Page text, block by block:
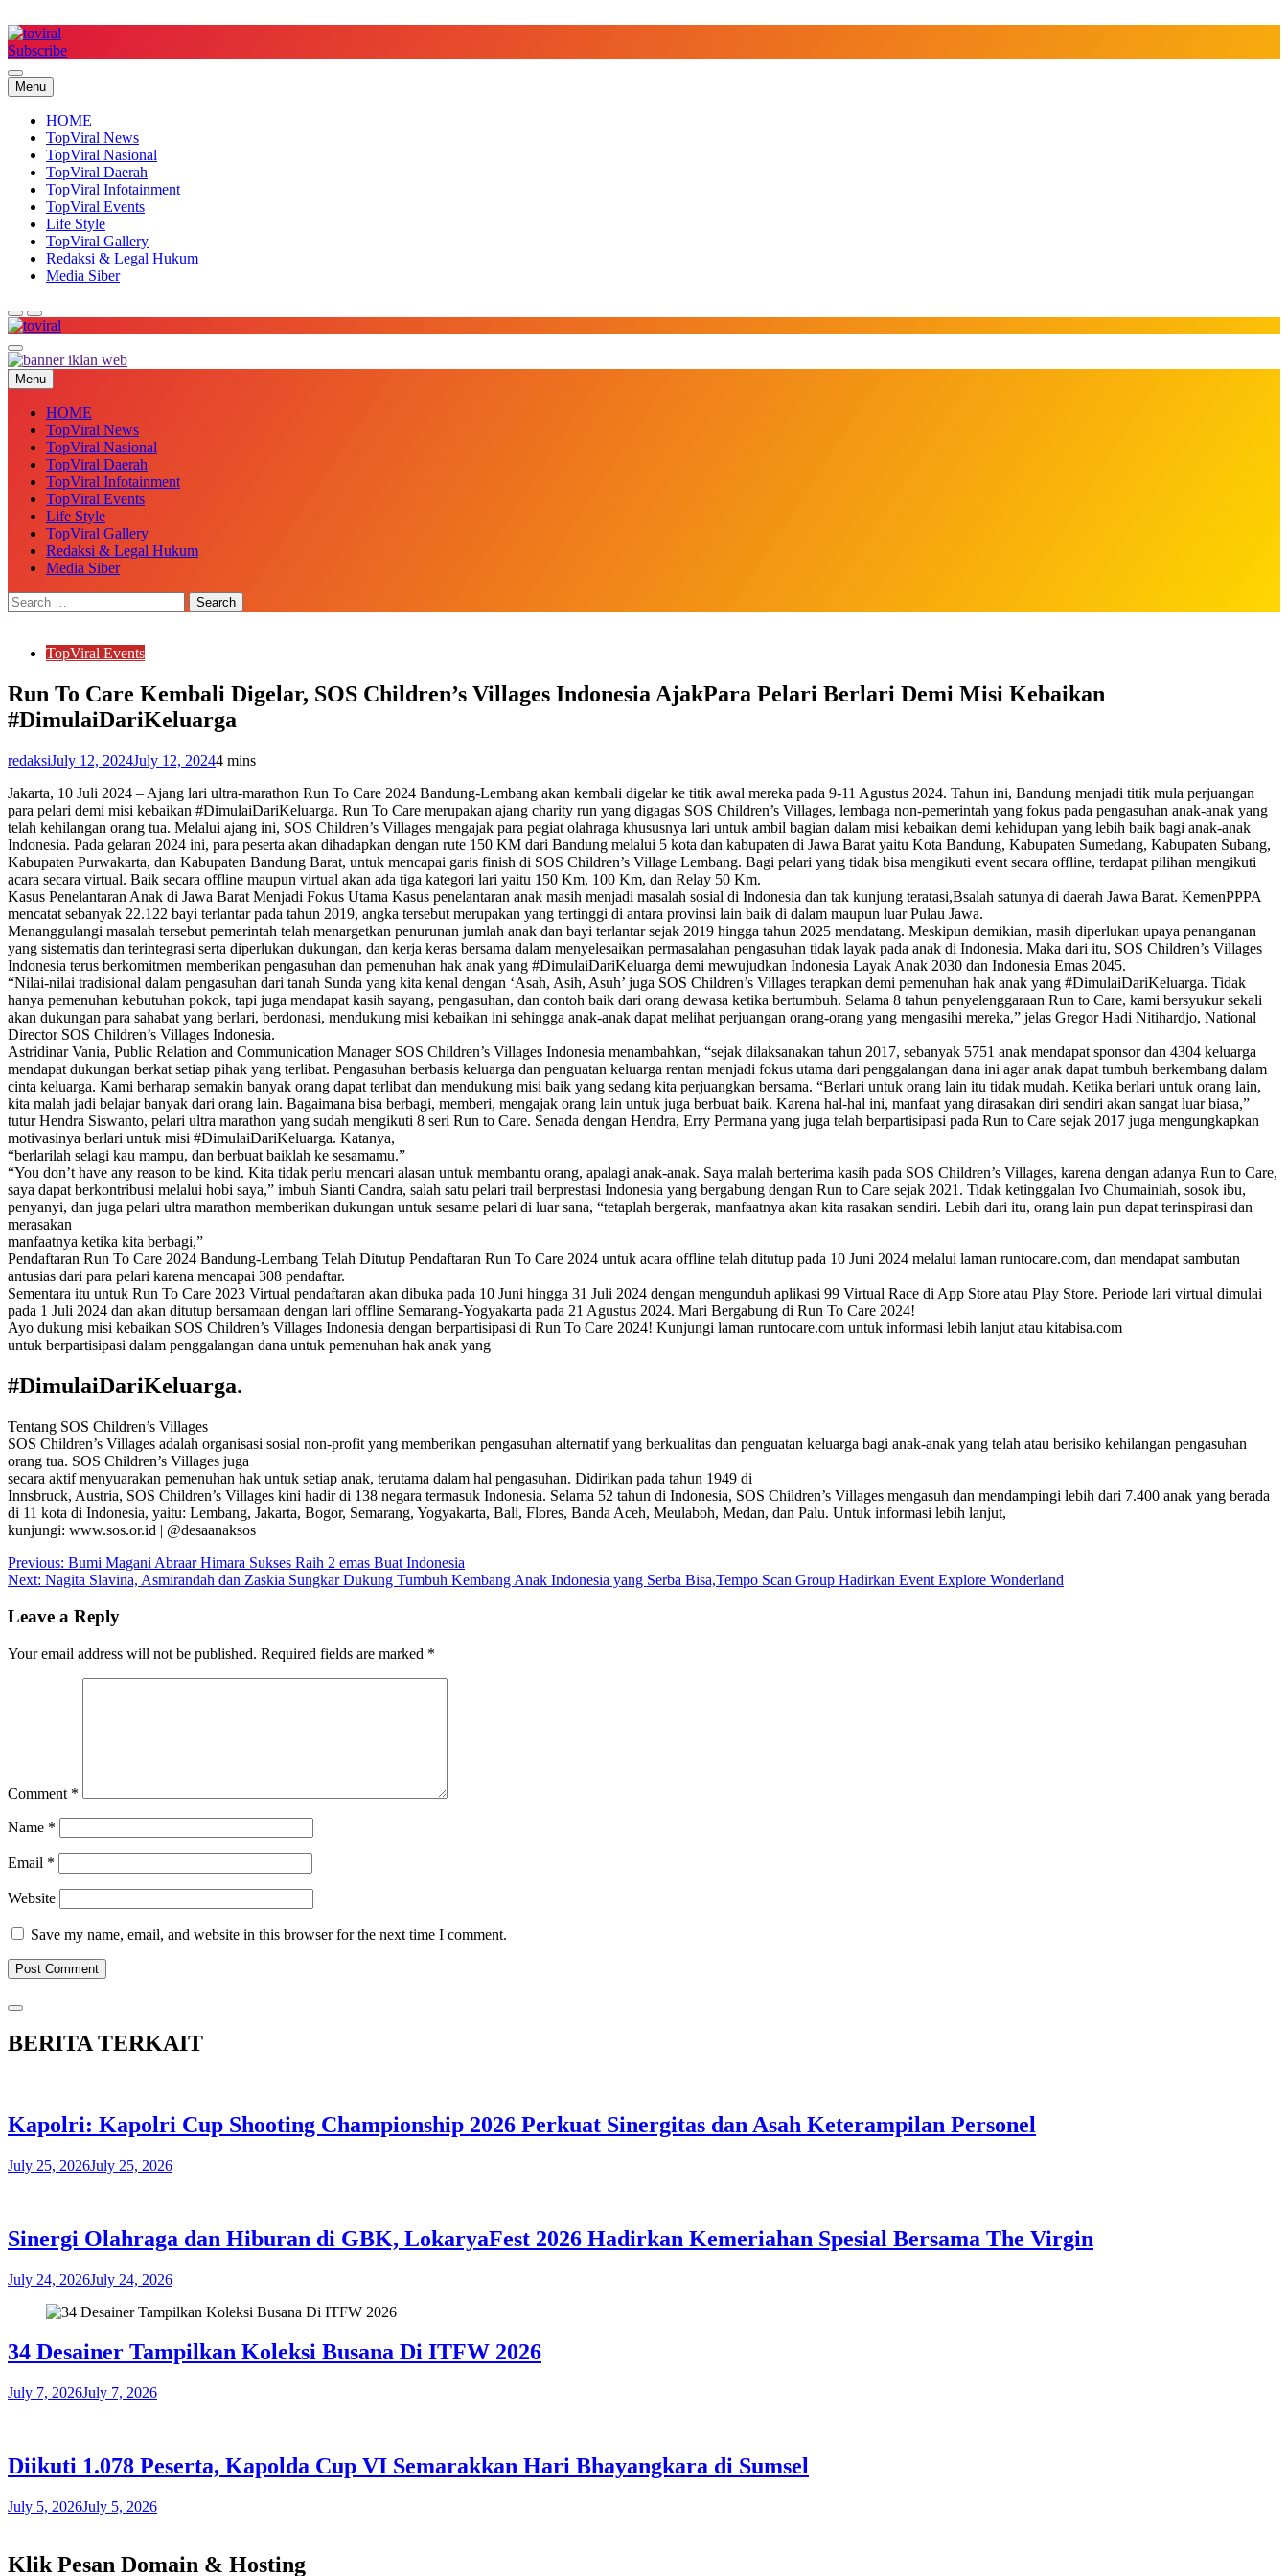
to
content
Subscribe
Menu
HOME
TopViral News
TopViral Nasional
TopViral Daerah
TopViral Infotainment
TopViral Events
Life Style
TopViral Gallery
Redaksi & Legal Hukum
Media Siber
Top Viral
Menu
HOME
TopViral News
TopViral Nasional
TopViral Daerah
TopViral Infotainment
TopViral Events
Life Style
TopViral Gallery
Redaksi & Legal Hukum
Media Siber
TopViral Events
Run To Care Kembali Digelar, SOS Children’s Villages Indonesia AjakPara Pelari Berlari Demi Misi Kebaikan
#DimulaiDariKeluarga
redaksiJuly 12, 2024July 12, 20244 mins
Jakarta, 10 Juli 2024 – Ajang lari ultra-marathon Run To Care 2024 Bandung-Lembang akan kembali digelar ke titik awal mereka pada 9-11 Agustus 2024. Tahun ini, Bandung menjadi titik mula perjuangan
para pelari demi misi kebaikan #DimulaiDariKeluarga. Run To Care merupakan ajang charity run yang digagas SOS Children’s Villages, lembaga non-pemerintah yang fokus pada pengasuhan anak-anak yang
telah kehilangan orang tua. Melalui ajang ini, SOS Children’s Villages mengajak para pegiat olahraga khususnya lari untuk ambil bagian dalam misi kebaikan demi kehidupan yang lebih baik bagi anak-anak
Indonesia. Pada gelaran 2024 ini, para peserta akan dihadapkan dengan rute 150 KM dari Bandung melalui 5 kota dan kabupaten di Jawa Barat yaitu Kota Bandung, Kabupaten Sumedang, Kabupaten Subang,
Kabupaten Purwakarta, dan Kabupaten Bandung Barat, untuk mencapai garis finish di SOS Children’s Village Lembang. Bagi pelari yang tidak bisa mengikuti event secara offline, terdapat pilihan mengikuti
acara secara virtual. Baik secara offline maupun virtual akan ada tiga kategori lari yaitu 150 Km, 100 Km, dan Relay 50 Km.
Kasus Penelantaran Anak di Jawa Barat Menjadi Fokus Utama Kasus penelantaran anak masih menjadi masalah sosial di Indonesia dan tak kunjung teratasi,Bsalah satunya di daerah Jawa Barat. KemenPPPA
mencatat sebanyak 22.122 bayi terlantar pada tahun 2019, angka tersebut merupakan yang tertinggi di antara provinsi lain baik di dalam maupun luar Pulau Jawa.
Menanggulangi masalah tersebut pemerintah telah menargetkan penurunan jumlah anak dan bayi terlantar sejak 2019 hingga tahun 2025 mendatang. Meskipun demikian, masih diperlukan upaya penanganan
yang sistematis dan terintegrasi serta diperlukan dukungan, dan kerja keras bersama dalam menyelesaikan permasalahan pengasuhan tidak layak pada anak di Indonesia. Maka dari itu, SOS Children’s Villages
Indonesia terus berkomitmen memberikan pengasuhan dan pemenuhan hak anak yang #DimulaiDariKeluarga demi mewujudkan Indonesia Layak Anak 2030 dan Indonesia Emas 2045.
“Nilai-nilai tradisional dalam pengasuhan dari tanah Sunda yang kita kenal dengan ‘Asah, Asih, Asuh’ juga SOS Children’s Villages terapkan demi pemenuhan hak anak yang #DimulaiDariKeluarga. Tidak
hanya pemenuhan kebutuhan pokok, tapi juga mendapat kasih sayang, pengasuhan, dan contoh baik dari orang dewasa ketika bertumbuh. Selama 8 tahun penyelenggaraan Run to Care, kami bersyukur sekali
akan dukungan para sahabat yang berlari, berdonasi, mendukung misi kebaikan ini sehingga anak-anak dapat melihat perjuangan orang-orang yang mengasihi mereka,” jelas Gregor Hadi Nitihardjo, National
Director SOS Children’s Villages Indonesia.
Astridinar Vania, Public Relation and Communication Manager SOS Children’s Villages Indonesia menambahkan, “sejak dilaksanakan tahun 2017, sebanyak 5751 anak mendapat sponsor dan 4304 keluarga
mendapat dukungan berkat setiap pihak yang terlibat. Pengasuhan berbasis keluarga dan penguatan keluarga rentan menjadi fokus utama dari penggalangan dana ini agar anak dapat tumbuh berkembang dalam
cinta keluarga. Kami berharap semakin banyak orang dapat terlibat dan mendukung misi baik yang sedang kita perjuangkan bersama. “Berlari untuk orang lain itu tidak mudah. Ketika berlari untuk orang lain,
kita malah jadi belajar banyak dari orang lain. Bagaimana bisa berbagi, memberi, mengajak orang lain untuk juga berbuat baik. Karena hal-hal ini, manfaat yang dirasakan diri sendiri akan sangat luar biasa,”
tutur Hendra Siswanto, pelari ultra marathon yang sudah mengikuti 8 seri Run to Care. Senada dengan Hendra, Erry Permana yang juga telah berpartisipasi pada Run to Care sejak 2017 juga mengungkapkan
motivasinya berlari untuk misi #DimulaiDariKeluarga. Katanya,
“berlarilah selagi kau mampu, dan berbuat baiklah ke sesamamu.”
“You don’t have any reason to be kind. Kita tidak perlu mencari alasan untuk membantu orang, apalagi anak-anak. Saya malah berterima kasih pada SOS Children’s Villages, karena dengan adanya Run to Care,
saya dapat berkontribusi melalui hobi saya,” imbuh Sianti Candra, salah satu pelari trail berprestasi Indonesia yang bergabung dengan Run to Care sejak 2021. Tidak ketinggalan Ivo Chumainiah, sosok ibu,
penyanyi, dan juga pelari ultra marathon memberikan dukungan untuk sesame pelari di luar sana, “tetaplah bergerak, manfaatnya akan kita rasakan sendiri. Lebih dari itu, orang lain pun dapat terinspirasi dan
merasakan
manfaatnya ketika kita berbagi,”
Pendaftaran Run To Care 2024 Bandung-Lembang Telah Ditutup Pendaftaran Run To Care 2024 untuk acara offline telah ditutup pada 10 Juni 2024 melalui laman runtocare.com, dan mendapat sambutan
antusias dari para pelari karena mencapai 308 pendaftar.
Sementara itu untuk Run To Care 2023 Virtual pendaftaran akan dibuka pada 10 Juni hingga 31 Juli 2024 dengan mengunduh aplikasi 99 Virtual Race di App Store atau Play Store. Periode lari virtual dimulai
pada 1 Juli 2024 dan akan ditutup bersamaan dengan lari offline Semarang-Yogyakarta pada 21 Agustus 2024. Mari Bergabung di Run To Care 2024!
Ayo dukung misi kebaikan SOS Children’s Villages Indonesia dengan berpartisipasi di Run To Care 2024! Kunjungi laman runtocare.com untuk informasi lebih lanjut atau kitabisa.com
untuk berpartisipasi dalam penggalangan dana untuk pemenuhan hak anak yang
#DimulaiDariKeluarga.
Tentang SOS Children’s Villages
SOS Children’s Villages adalah organisasi sosial non-profit yang memberikan pengasuhan alternatif yang berkualitas dan penguatan keluarga bagi anak-anak yang telah atau berisiko kehilangan pengasuhan
orang tua. SOS Children’s Villages juga
secara aktif menyuarakan pemenuhan hak untuk setiap anak, terutama dalam hal pengasuhan. Didirikan pada tahun 1949 di
Innsbruck, Austria, SOS Children’s Villages kini hadir di 138 negara termasuk Indonesia. Selama 52 tahun di Indonesia, SOS Children’s Villages mengasuh dan mendampingi lebih dari 7.400 anak yang berada
di 11 kota di Indonesia, yaitu: Lembang, Jakarta, Bogor, Semarang, Yogyakarta, Bali, Flores, Banda Aceh, Meulaboh, Medan, dan Palu. Untuk informasi lebih lanjut,
kunjungi: www.sos.or.id | @desaanaksos
Post
navigation
Previous: Bumi Magani Abraar Himara Sukses Raih 2 emas Buat Indonesia
Next: Nagita Slavina, Asmirandah dan Zaskia Sungkar Dukung Tumbuh Kembang Anak Indonesia yang Serba Bisa,Tempo Scan Group Hadirkan Event Explore Wonderland
Leave a Reply
Your email address will not be published. Required fields are marked *
Comment *
Name *
Email *
Website
Save my name, email, and website in this browser for the next time I comment.
BERITA TERKAIT
Kapolri: Kapolri Cup Shooting Championship 2026 Perkuat Sinergitas dan Asah Keterampilan Personel
July 25, 2026July 25, 2026
​Sinergi Olahraga dan Hiburan di GBK, LokaryaFest 2026 Hadirkan Kemeriahan Spesial Bersama The Virgin
July 24, 2026July 24, 2026
34 Desainer Tampilkan Koleksi Busana Di ITFW 2026
July 7, 2026July 7, 2026
Diikuti 1.078 Peserta, Kapolda Cup VI Semarakkan Hari Bhayangkara di Sumsel
July 5, 2026July 5, 2026
Klik Pesan Domain & Hosting